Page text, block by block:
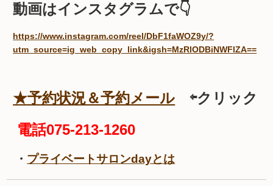
動画はインスタグラムで👇
https://www.instagram.com/reel/DbF1faWOZ9y/?
utm_source=ig_web_copy_link&igsh=MzRlODBiNWFlZA==
★予約状況＆予約メール ⇦クリック
電話075-213-1260
・ プライベートサロンdayとは